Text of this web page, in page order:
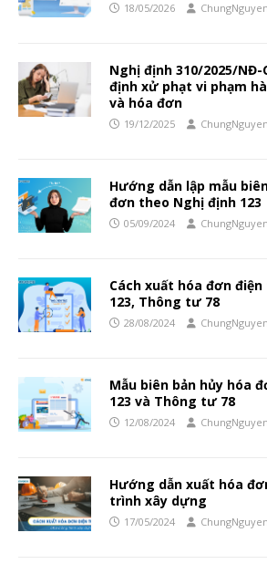
18/05/2026 ChungNguyen
Nghị định 310/2025/NĐ-
định xử phạt vi phạm
và hóa đơn
19/12/2025 ChungNguyen
Hướng dẫn lập mẫu
đơn theo Nghị định 123
05/09/2024 ChungNguyen
Cách xuất hóa đơn
123, Thông tư 78
28/08/2024 ChungNguyen
Mẫu biên bản hủy hóa
123 và Thông tư 78
12/08/2024 ChungNguyen
Hướng dẫn xuất hóa
trình xây dựng
17/05/2024 ChungNguyen